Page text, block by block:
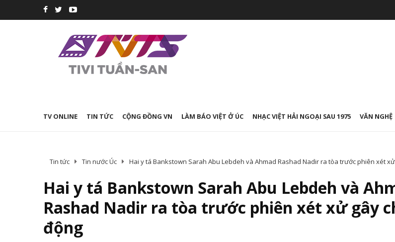
TV ONLINE TIN TỨC CỘNG ĐỒNG VN LÀM BÁO VIỆT Ở ÚC NHẠC VIỆT HẢI NGOẠI SAU 1975 VĂN NGHỆ
Tin tức Tin nước Úc Hai y tá Bankstown Sarah Abu Lebdeh và Ahmad Rashad Nadir ra tòa trước phiên xét
Hai y tá Bankstown Sarah Abu Lebdeh và
Rashad Nadir ra tòa trước phiên xét xử gây
động